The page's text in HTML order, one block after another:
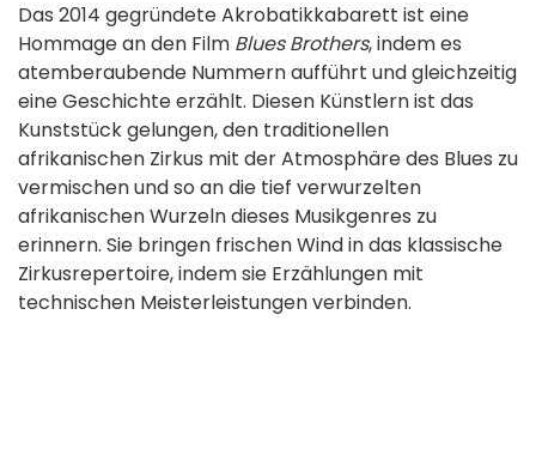
Das 2014 gegründete Akrobatikkabarett ist eine
Hommage an den Film Blues Brothers, indem es
atemberaubende Nummern aufführt und gleichzeitig
eine Geschichte erzählt. Diesen Künstlern ist das
Kunststück gelungen, den traditionellen
afrikanischen Zirkus mit der Atmosphäre des Blues zu
vermischen und so an die tief verwurzelten
afrikanischen Wurzeln dieses Musikgenres zu
erinnern. Sie bringen frischen Wind in das klassische
Zirkusrepertoire, indem sie Erzählungen mit
technischen Meisterleistungen verbinden.